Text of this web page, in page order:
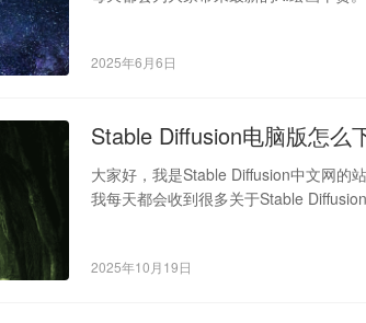
2025年6月6日
Stable Diffusion电脑版怎么
大家好，我是Stable Diffusion中文网的
我每天都会收到很多关于Stable
2025年10月19日